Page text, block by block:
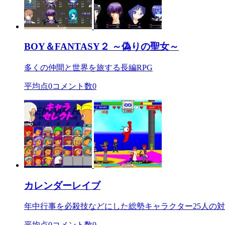
BOY＆FANTASY２ ～偽りの聖女～
多くの仲間と世界を旅する長編RPG
平均点0コメント数0
カレンダーレイブ
年中行事を必殺技などにした総勢キャラクター25人の